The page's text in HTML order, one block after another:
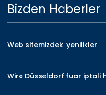
Bizden Haberler
Web sitemizdeki yenilikler
Wire Düsseldorf fuar iptali